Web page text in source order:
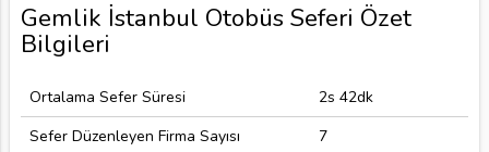
Gemlik İstanbul Otobüs Seferi Özet
Bilgileri
Ortalama Sefer Süresi
2s 42dk
Sefer Düzenleyen Firma Sayısı
7